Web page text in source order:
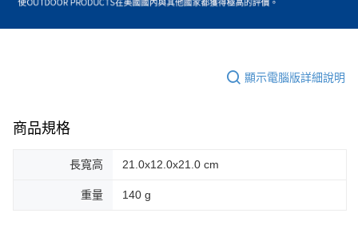
顯示電腦版詳細說明
商品規格
長寬高 21.0x12.0x21.0 cm
重量 140 g